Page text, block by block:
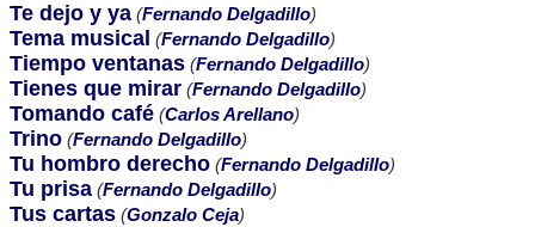
Te dejo y ya (Fernando Delgadillo)
Tema musical (Fernando Delgadillo)
Tiempo ventanas (Fernando Delgadillo)
Tienes que mirar (Fernando Delgadillo)
Tomando café (Carlos Arellano)
Trino (Fernando Delgadillo)
Tu hombro derecho (Fernando Delgadillo)
Tu prisa (Fernando Delgadillo)
Tus cartas (Gonzalo Ceja)